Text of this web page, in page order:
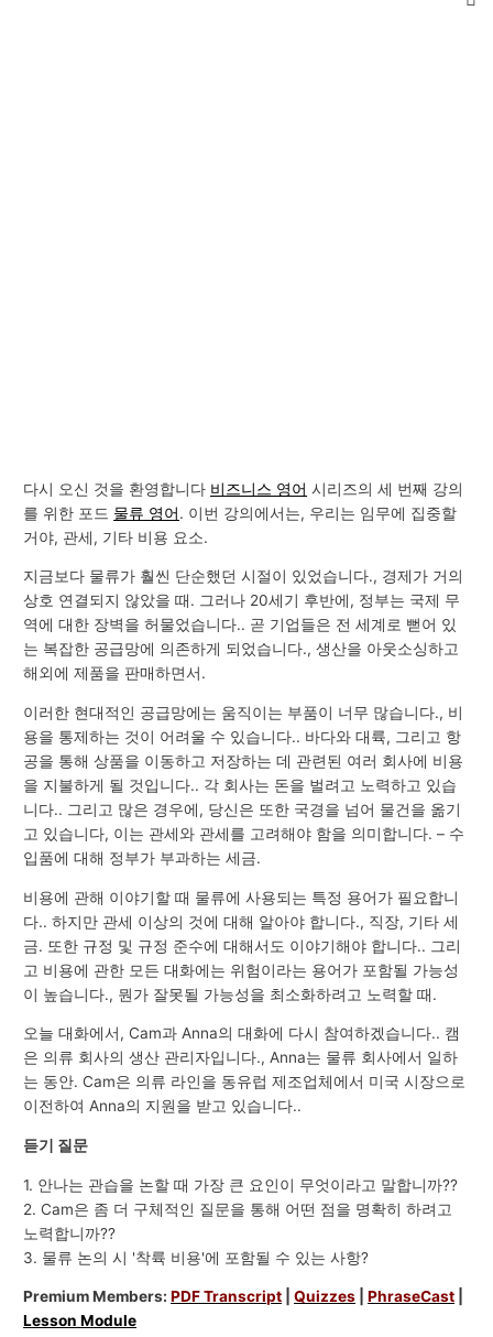
다시 오신 것을 환영합니다 비즈니스 영어 시리즈의 세 번째 강의
를 위한 포드 물류 영어. 이번 강의에서는, 우리는 임무에 집중할
거야, 관세, 기타 비용 요소.
지금보다 물류가 훨씬 단순했던 시절이 있었습니다., 경제가 거의
상호 연결되지 않았을 때. 그러나 20세기 후반에, 정부는 국제 무
역에 대한 장벽을 허물었습니다.. 곧 기업들은 전 세계로 뻗어 있
는 복잡한 공급망에 의존하게 되었습니다., 생산을 아웃소싱하고
해외에 제품을 판매하면서.
이러한 현대적인 공급망에는 움직이는 부품이 너무 많습니다., 비
용을 통제하는 것이 어려울 수 있습니다.. 바다와 대륙, 그리고 항
공을 통해 상품을 이동하고 저장하는 데 관련된 여러 회사에 비용
을 지불하게 될 것입니다.. 각 회사는 돈을 벌려고 노력하고 있습
니다.. 그리고 많은 경우에, 당신은 또한 국경을 넘어 물건을 옮기
고 있습니다, 이는 관세와 관세를 고려해야 함을 의미합니다. – 수
입품에 대해 정부가 부과하는 세금.
비용에 관해 이야기할 때 물류에 사용되는 특정 용어가 필요합니
다.. 하지만 관세 이상의 것에 대해 알아야 합니다., 직장, 기타 세
금. 또한 규정 및 규정 준수에 대해서도 이야기해야 합니다.. 그리
고 비용에 관한 모든 대화에는 위험이라는 용어가 포함될 가능성
이 높습니다., 뭔가 잘못될 가능성을 최소화하려고 노력할 때.
오늘 대화에서, Cam과 Anna의 대화에 다시 참여하겠습니다.. 캠
은 의류 회사의 생산 관리자입니다., Anna는 물류 회사에서 일하
는 동안. Cam은 의류 라인을 동유럽 제조업체에서 미국 시장으로
이전하여 Anna의 지원을 받고 있습니다..
듣기 질문
1. 안나는 관습을 논할 때 가장 큰 요인이 무엇이라고 말합니까??
2. Cam은 좀 더 구체적인 질문을 통해 어떤 점을 명확히 하려고
노력합니까??
3. 물류 논의 시 '착륙 비용'에 포함될 수 있는 사항?
Premium Members:PDF Transcript |Quizzes |PhraseCast
Lesson Module